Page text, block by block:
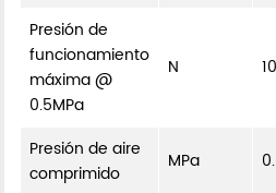
Presión de
funcionamiento
máxima @
0.5MPa
N
Presión de aire
comprimido
MPa